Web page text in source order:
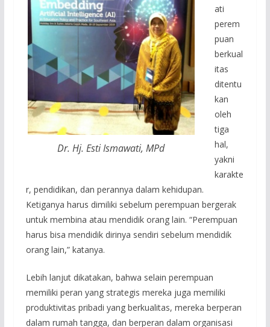
Dr. Hj. Esti Ismawati, MPd
ati
perem
puan
berkual
itas
ditentu
kan
oleh
tiga
hal,
yakni
karakte
r, pendidikan, dan perannya dalam kehidupan.
Ketiganya harus dimiliki sebelum perempuan bergerak
untuk membina atau mendidik orang lain. “Perempuan
harus bisa mendidik dirinya sendiri sebelum mendidik
orang lain,” katanya.
Lebih lanjut dikatakan, bahwa selain perempuan
memiliki peran yang strategis mereka juga memiliki
produktivitas pribadi yang berkualitas, mereka berperan
dalam rumah tangga, dan berperan dalam organisasi